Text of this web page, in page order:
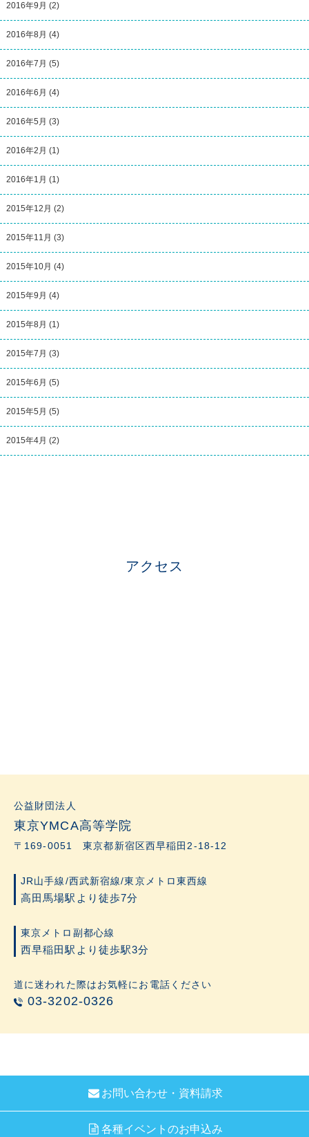
2016年9月 (2)
2016年8月 (4)
2016年7月 (5)
2016年6月 (4)
2016年5月 (3)
2016年2月 (1)
2016年1月 (1)
2015年12月 (2)
2015年11月 (3)
2015年10月 (4)
2015年9月 (4)
2015年8月 (1)
2015年7月 (3)
2015年6月 (5)
2015年5月 (5)
2015年4月 (2)
アクセス
公益財団法人
東京YMCA高等学院
〒169-0051 東京都新宿区西早稲田2-18-12
JR山手線/西武新宿線/東京メトロ東西線
高田馬場駅より徒歩7分
東京メトロ副都心線
西早稲田駅より徒歩駅3分
道に迷われた際はお気軽にお電話ください
03-3202-0326
お問い合わせ・資料請求
各種イベントのお申込み